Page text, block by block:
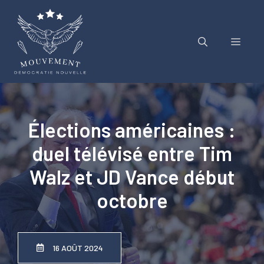
contenu
Menu
Élections américaines :
duel télévisé entre Tim
Walz et JD Vance début
octobre
16 AOÛT 2024